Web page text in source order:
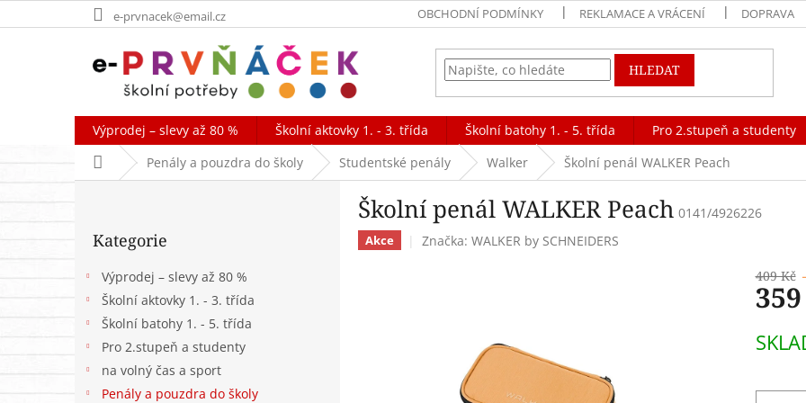
na
e-prvnacek@email.cz OBCHODNÍ PODMÍNKY REKLAMACE A VRÁCENÍ DOPRAVA
HLEDAT
Výprodej – slevy až 80 % Školní aktovky 1. - 3. třída Školní batohy 1. - 5. třída Pro 2.stupeň a studenty
Domů Penály a pouzdra do školy Studentské penály Walker Školní penál WALKER Peach
P
kategorie
Kategorie
Výprodej – slevy až 80 %
Školní aktovky 1. - 3. třída
Školní batohy 1. - 5. třída
Pro 2.stupeň a studenty
na volný čas a sport
Penály a pouzdra do školy
Školní penál WALKER Peach 0141/4926226
Akce Značka: WALKER by SCHNEIDERS
409 Kč
cena: